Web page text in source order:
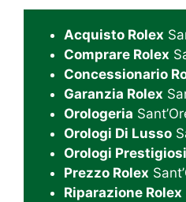
Acquisto Rolex
Comprare Rolex
Concessionario
Garanzia Rolex
Orologeria
Orologi Di Lusso
Orologi Prestigiosi
Prezzo Rolex
Riparazione Rolex